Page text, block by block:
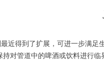
最近得到了扩展，可进一步满
对管道中的啤酒或饮料进行